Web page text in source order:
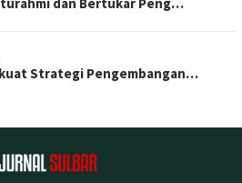
Strategi Pengembangan…